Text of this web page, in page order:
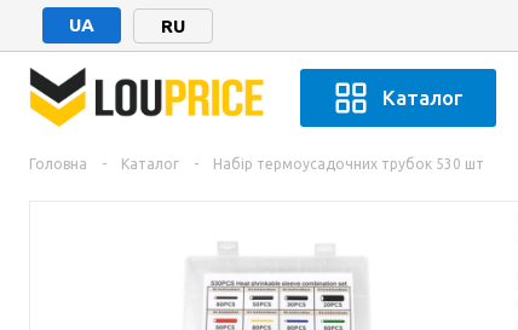
UA RU
Каталог
Головна - Каталог - Набір термоусадочних трубок 530 шт